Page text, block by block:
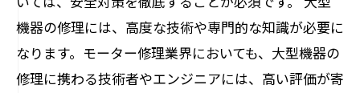
機器の修理には、高度な技術や専門的な知識が必要に
なります。モーター修理業界においても、大型機器の
修理に携わる技術者やエンジニアには、高い評価が寄